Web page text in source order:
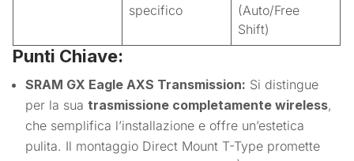
specifico
(Auto/Free
Shift)
Punti Chiave:
SRAM GX Eagle AXS Transmission: Si distingue
per la suatrasmissione completamente wireless,
che semplifica l’installazione e offre un’estetica
pulita. Il montaggio Direct Mount T-Type promette